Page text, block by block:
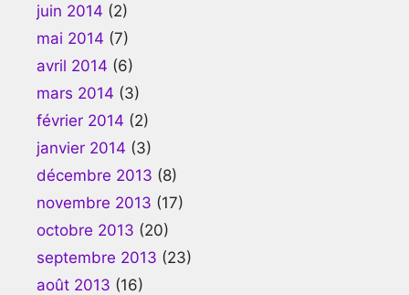
juin 2014 (2)
mai 2014 (7)
avril 2014 (6)
mars 2014 (3)
février 2014 (2)
janvier 2014 (3)
décembre 2013 (8)
novembre 2013 (17)
octobre 2013 (20)
septembre 2013 (23)
août 2013 (16)